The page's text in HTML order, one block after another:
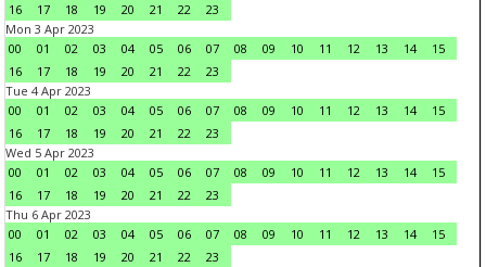
16
17 18 19 20 21 22
23
Mon 3 Apr 2023
00
01 02 03 04 05 06 07 08 09 10 11 12 13 14
15
16
17 18 19 20 21 22
23
Tue 4 Apr 2023
00
01 02 03 04 05 06 07 08 09 10 11 12 13 14
15
16
17 18 19 20 21 22
23
Wed 5 Apr 2023
00
01 02 03 04 05 06 07 08 09 10 11 12 13 14
15
16
17 18 19 20 21 22
23
Thu 6 Apr 2023
00
01 02 03 04 05 06 07 08 09 10 11 12 13 14
15
16
17 18 19 20 21 22
23